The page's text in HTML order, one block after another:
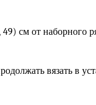
см от наборного
вязать в